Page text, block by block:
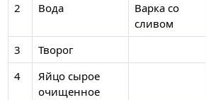
2 Вода
Варка со
сливом
3 Творог
4
Яйцо сырое
очищенное